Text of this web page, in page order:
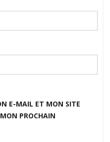
E-MAIL ET MON SITE
PROCHAIN